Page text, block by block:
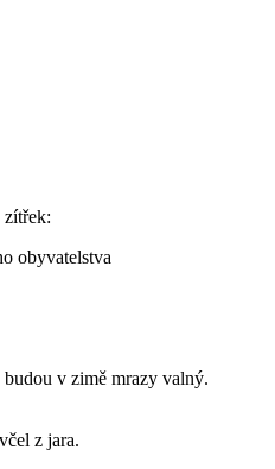
zítřek:
obyvatelstva
v zimě mrazy valný.
z jara.